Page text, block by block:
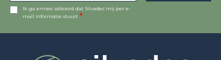
Ik ga ermee akkoord dat Silvadec mij per e-
mail informatie stuurt